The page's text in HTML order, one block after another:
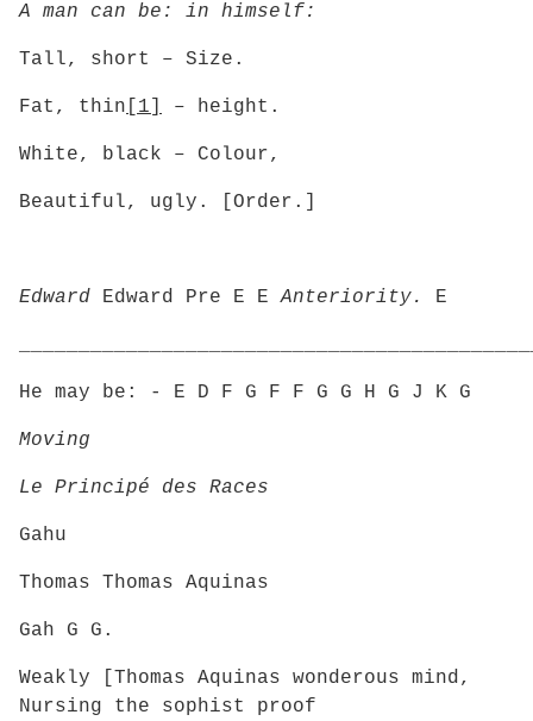
A man can be: in himself:
Tall, short – Size.
Fat, thin [1] – height.
White, black – Colour,
Beautiful, ugly. [Order.]
Edward Edward Pre E EAnteriority. E
He may be: - E D F G F F G G H G J K G
Moving
Le Principé des Races
Gahu
Thomas Thomas Aquinas
Gah G G.
Weakly [Thomas Aquinas wonderous mind,
Nursing the sophist proof